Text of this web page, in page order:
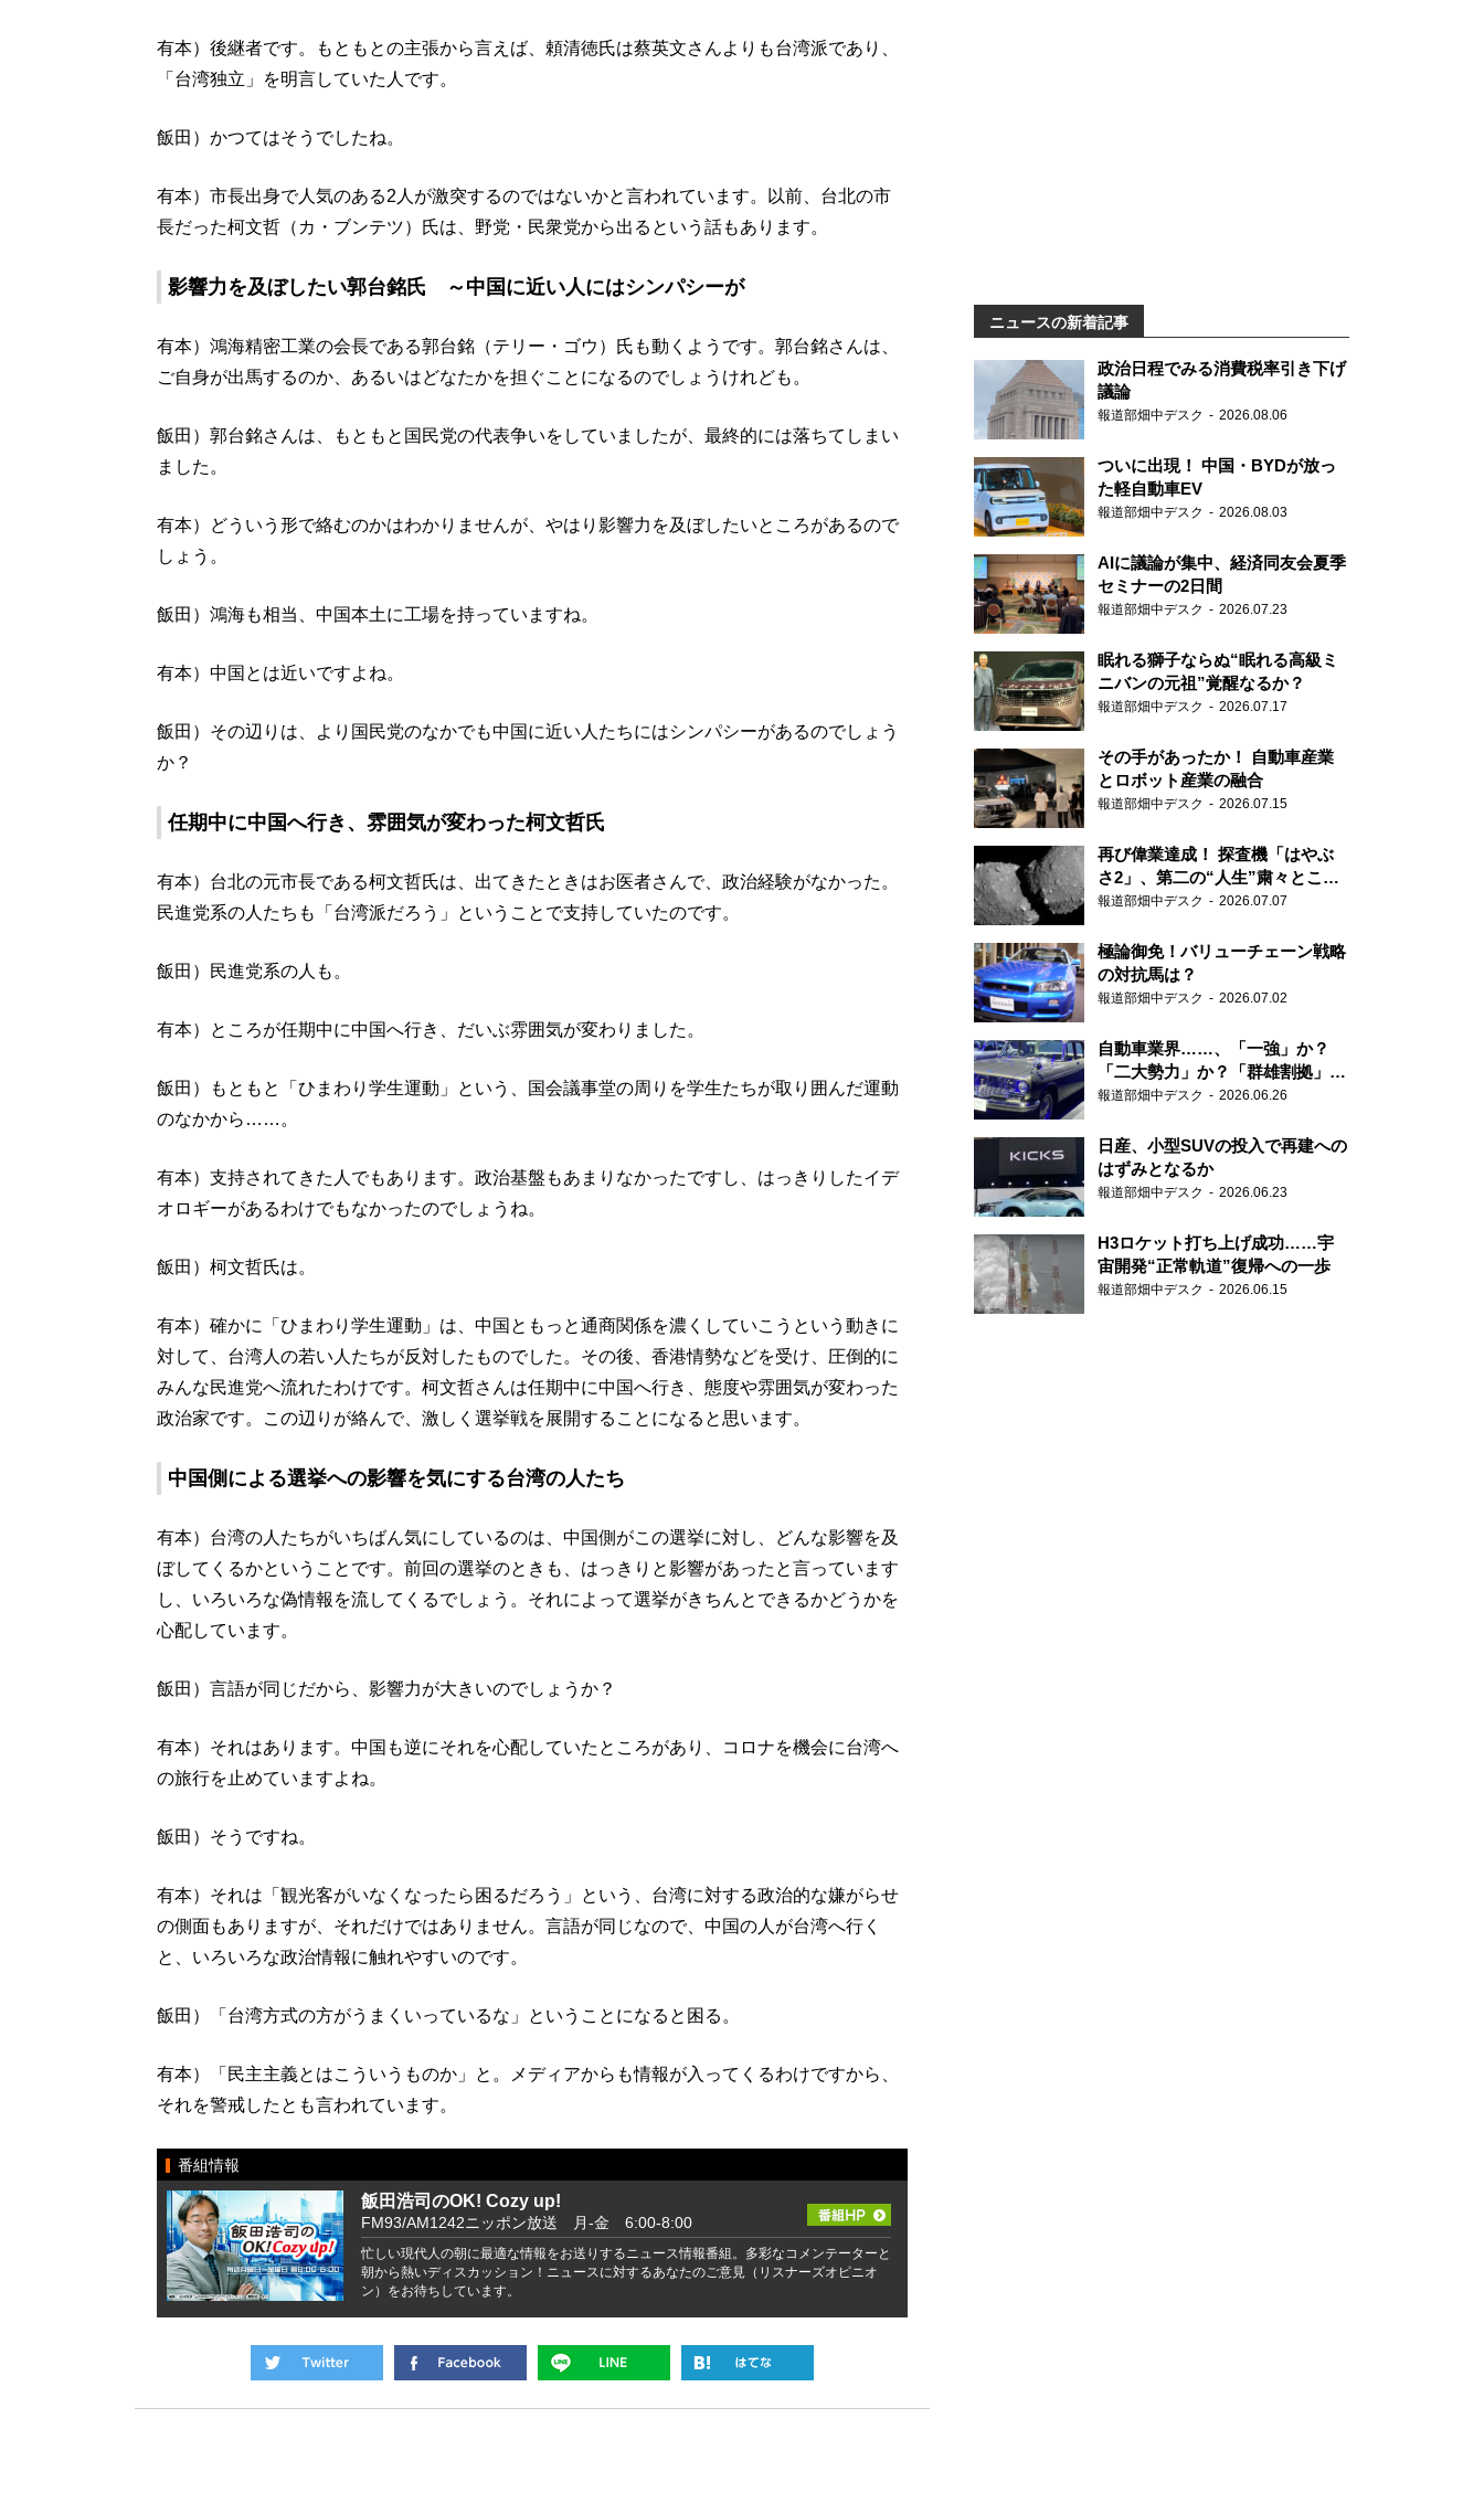
有本）後継者です。もともとの主張から言えば、頼清徳氏は蔡英文さんよりも台湾派であり、
「台湾独立」を明言していた人です。
飯田）かつてはそうでしたね。
有本）市長出身で人気のある2人が激突するのではないかと言われています。以前、台北の市
長だった柯文哲（カ・ブンテツ）氏は、野党・民衆党から出るという話もあります。
影響力を及ぼしたい郭台銘氏 ～中国に近い人にはシンパシーが
有本）鴻海精密工業の会長である郭台銘（テリー・ゴウ）氏も動くようです。郭台銘さんは、
ご自身が出馬するのか、あるいはどなたかを担ぐことになるのでしょうけれども。
飯田）郭台銘さんは、もともと国民党の代表争いをしていましたが、最終的には落ちてしまい
ました。
有本）どういう形で絡むのかはわかりませんが、やはり影響力を及ぼしたいところがあるので
しょう。
飯田）鴻海も相当、中国本土に工場を持っていますね。
有本）中国とは近いですよね。
飯田）その辺りは、より国民党のなかでも中国に近い人たちにはシンパシーがあるのでしょう
か？
任期中に中国へ行き、雰囲気が変わった柯文哲氏
有本）台北の元市長である柯文哲氏は、出てきたときはお医者さんで、政治経験がなかった。
民進党系の人たちも「台湾派だろう」ということで支持していたのです。
飯田）民進党系の人も。
有本）ところが任期中に中国へ行き、だいぶ雰囲気が変わりました。
飯田）もともと「ひまわり学生運動」という、国会議事堂の周りを学生たちが取り囲んだ運動
のなかから……。
有本）支持されてきた人でもあります。政治基盤もあまりなかったですし、はっきりしたイデ
オロギーがあるわけでもなかったのでしょうね。
飯田）柯文哲氏は。
有本）確かに「ひまわり学生運動」は、中国ともっと通商関係を濃くしていこうという動きに
対して、台湾人の若い人たちが反対したものでした。その後、香港情勢などを受け、圧倒的に
みんな民進党へ流れたわけです。柯文哲さんは任期中に中国へ行き、態度や雰囲気が変わった
政治家です。この辺りが絡んで、激しく選挙戦を展開することになると思います。
中国側による選挙への影響を気にする台湾の人たち
有本）台湾の人たちがいちばん気にしているのは、中国側がこの選挙に対し、どんな影響を及
ぼしてくるかということです。前回の選挙のときも、はっきりと影響があったと言っています
し、いろいろな偽情報を流してくるでしょう。それによって選挙がきちんとできるかどうかを
心配しています。
飯田）言語が同じだから、影響力が大きいのでしょうか？
有本）それはあります。中国も逆にそれを心配していたところがあり、コロナを機会に台湾へ
の旅行を止めていますよね。
飯田）そうですね。
有本）それは「観光客がいなくなったら困るだろう」という、台湾に対する政治的な嫌がらせ
の側面もありますが、それだけではありません。言語が同じなので、中国の人が台湾へ行く
と、いろいろな政治情報に触れやすいのです。
飯田）「台湾方式の方がうまくいっているな」ということになると困る。
有本）「民主主義とはこういうものか」と。メディアからも情報が入ってくるわけですから、
それを警戒したとも言われています。
番組情報
飯田浩司のOK! Cozy up!
FM93/AM1242ニッポン放送 月-金 6:00-8:00
忙しい現代人の朝に最適な情報をお送りするニュース情報番組。多彩なコメンテーターと
朝から熱いディスカッション！ニュースに対するあなたのご意見（リスナーズオピニオ
ン）をお待ちしています。
ニュースの新着記事
政治日程でみる消費税率引き下げ
議論
報道部畑中デスク 2026.08.06
ついに出現！ 中国・BYDが放っ
た軽自動車EV
報道部畑中デスク 2026.08.03
AIに議論が集中、経済同友会夏季
セミナーの2日間
報道部畑中デスク 2026.07.23
眠れる獅子ならぬ“眠れる高級ミ
ニバンの元祖”覚醒なるか？
報道部畑中デスク 2026.07.17
その手があったか！ 自動車産業
とロボット産業の融合
報道部畑中デスク 2026.07.15
再び偉業達成！ 探査機「はやぶ
さ2」、第二の“人生”粛々とこな
す
報道部畑中デスク 2026.07.07
極論御免！バリューチェーン戦略
の対抗馬は？
報道部畑中デスク 2026.07.02
自動車業界……、「一強」か？
「二大勢力」か？「群雄割拠」
か？
報道部畑中デスク 2026.06.26
日産、小型SUVの投入で再建への
はずみとなるか
報道部畑中デスク 2026.06.23
H3ロケット打ち上げ成功……宇
宙開発“正常軌道”復帰への一歩
報道部畑中デスク 2026.06.15